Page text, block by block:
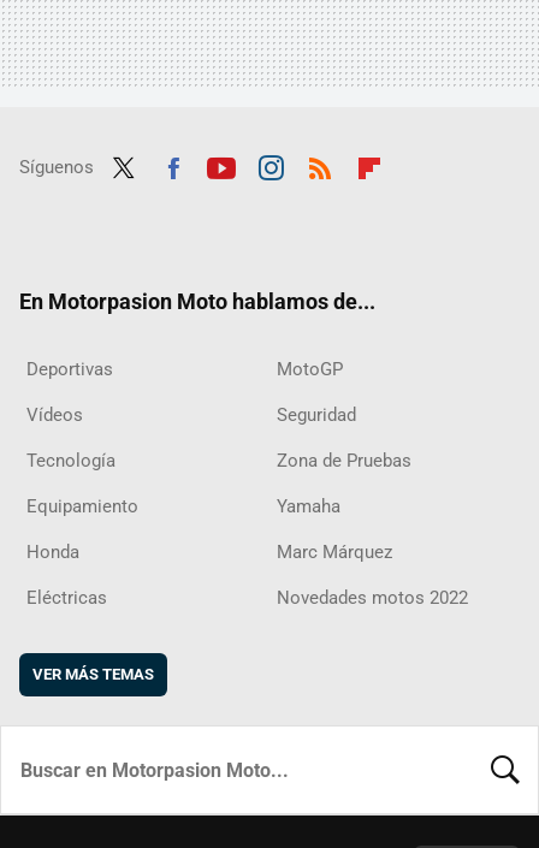
Síguenos
En Motorpasion Moto hablamos de...
Deportivas MotoGP
Vídeos Seguridad
Tecnología Zona de Pruebas
Equipamiento Yamaha
Honda Marc Márquez
Eléctricas Novedades motos 2022
VER MÁS TEMAS